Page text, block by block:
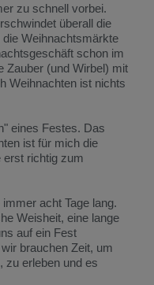
zu schnell vorbei.
überall die
Weihnachtsmärkte
schon im
Zauber (und Wirbel) mit
Weihnachten ist nichts
eines Festes. Das
ist für mich die
erst richtig zum
acht Tage lang.
Weisheit, eine lange
auf ein Fest
brauchen Zeit, um
zu erleben und es